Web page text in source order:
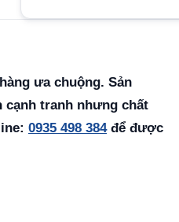
ưa chuộng. Sản
cạnh tranh nhưng chất
0935 498 384để được